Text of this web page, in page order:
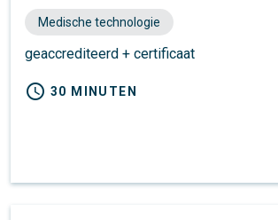
Medische technologie
geaccrediteerd + certificaat
schedule 30 MINUTEN